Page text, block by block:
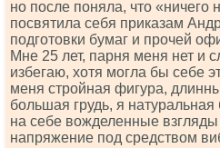
но после поняла, что «ничего
посвятила себя приказам
подготовки бумаг и прочей
Мне 25 лет, парня меня нет и
избегаю, хотя могла бы себе
меня стройная фигура,
большая грудь, я
на себе вожделенные
напряжение под средством